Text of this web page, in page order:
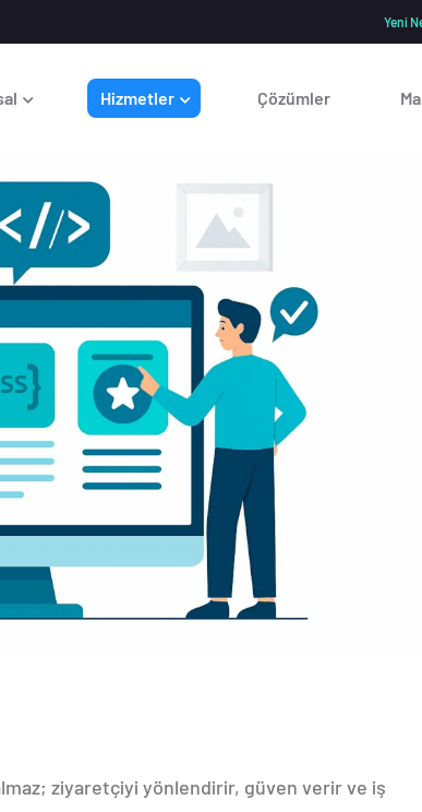
Yeni
Hizmetler Çözümler
ziyaretçiyi yönlendirir, güven verir ve iş